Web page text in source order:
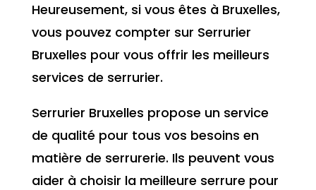
Heureusement, si vous êtes à Bruxelles,
vous pouvez compter sur Serrurier
Bruxelles pour vous offrir les meilleurs
services de serrurier.
Serrurier Bruxelles propose un service
de qualité pour tous vos besoins en
matière de serrurerie. Ils peuvent vous
aider à choisir la meilleure serrure pour